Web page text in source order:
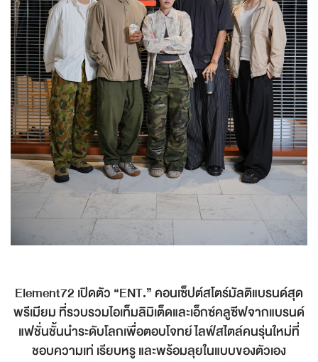
Element72 เปิดตัว “ENT.” คอนเซ็ปต์สโตร์มัลติแบรนด์สุด
พรีเมียม ที่รวบรวมไอเท็มลิมิเต็ดและเอ็กซ์คลูซีฟจากแบรนด์
แฟชั่นชั้นนำระดับโลกเพื่อตอบโจทย์ไลฟ์สไตล์คนรุ่นใหม่ที่
ชอบความเท่ เรียบหรู และพร้อมลุยในแบบของตัวเอง